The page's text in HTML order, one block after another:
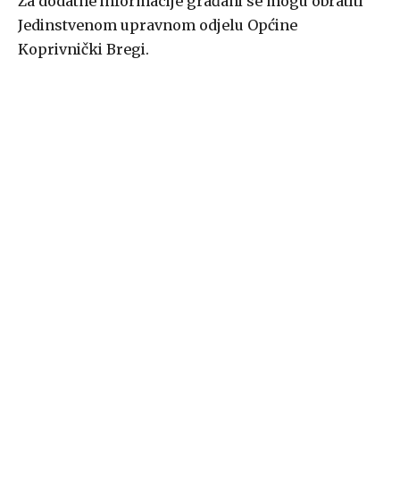
Jedinstvenom upravnom odjelu Općine
Koprivnički Bregi.